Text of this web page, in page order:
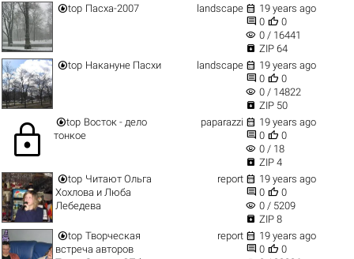
top Пасха-2007 landscape  19 years ago
 0  0
visibility 0 / 16441
 ZIP 64
top Накануне Пасхи landscape  19 years ago
 0  0
visibility 0 / 14822
 ZIP 50
lock top Восток - дело
тонкое
paparazzi  19 years ago
 0  0
visibility 0 / 18
 ZIP 4
top Читают Ольга
Хохлова и Люба
Лебедева
report  19 years ago
 0  0
visibility 0 / 5209
 ZIP 8
top Творческая
встреча авторов
report  19 years ago
 0  0